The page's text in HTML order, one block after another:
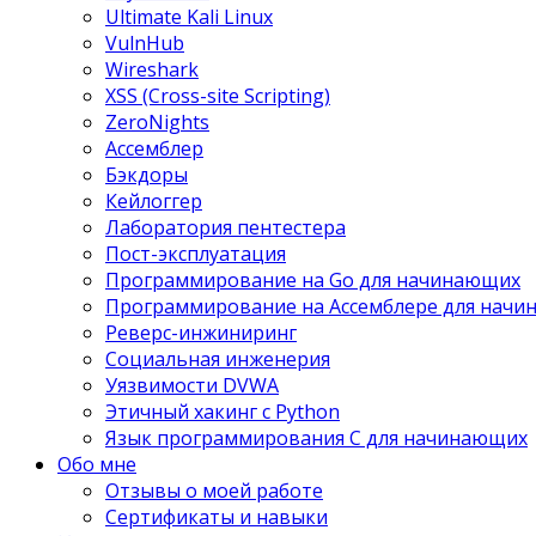
Ultimate Kali Linux
VulnHub
Wireshark
XSS (Cross-site Scripting)
ZeroNights
Ассемблер
Бэкдоры
Кейлоггер
Лаборатория пентестера
Пост-эксплуатация
Программирование на Go для начинающих
Программирование на Ассемблере для
Реверс-инжиниринг
Социальная инженерия
Уязвимости DVWA
Этичный хакинг с Python
Язык программирования С для начинающих
Обо мне
Отзывы о моей работе
Сертификаты и навыки